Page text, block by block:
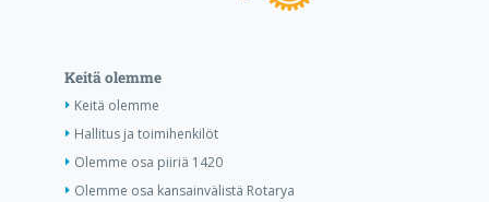
Keitä olemme
Keitä olemme
Hallitus ja toimihenkilöt
Olemme osa piiriä 1420
Olemme osa kansainvälistä Rotarya